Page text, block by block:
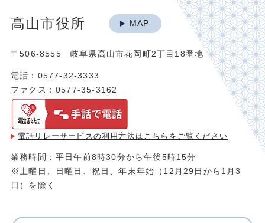
高山市役所 MAP
〒506-8555 岐阜県高山市花岡町2丁目18番地
電話：0577-32-3333
ファクス：0577-35-3162
電話リレーサービスの利用方法は こちらをご覧ください
業務時間：平日午前8時30分から午後5時15分
※土曜日、日曜日、祝日、年末年始（12月29日から1月3
日）を除く